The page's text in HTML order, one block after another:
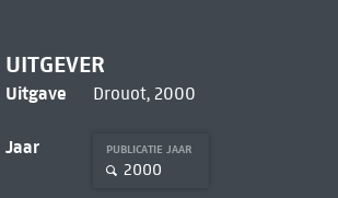
UITGEVER
Uitgave Drouot, 2000
Jaar PUBLICATIE JAAR
2000